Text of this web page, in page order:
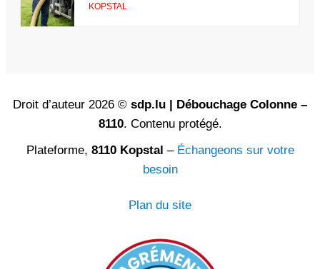
KOPSTAL
Droit d’auteur 2026 © sdp.lu | Débouchage Colonne –
8110. Contenu protégé.
Plateforme, 8110 Kopstal – Échangeons sur votre
besoin
Plan du site